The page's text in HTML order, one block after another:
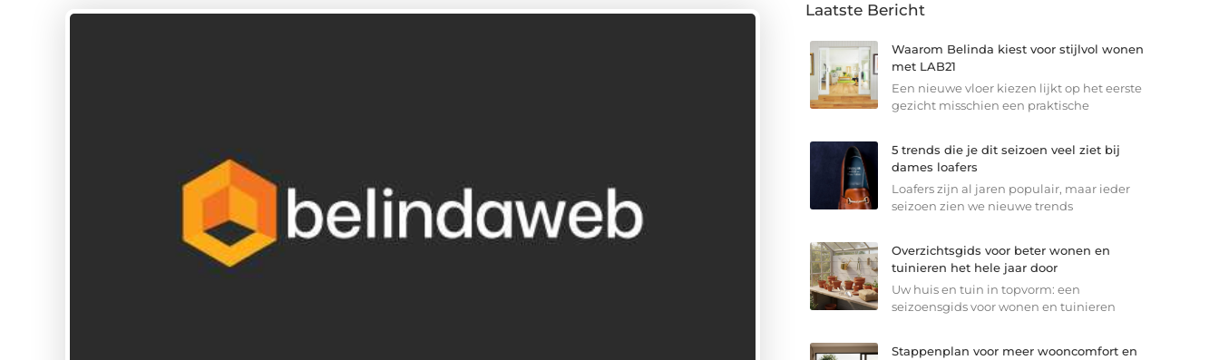
Laatste Bericht
Waarom Belinda kiest voor stijlvol wonen
met LAB21
Een nieuwe vloer kiezen lijkt op het eerste
gezicht misschien een praktische
5 trends die je dit seizoen veel ziet bij
dames loafers
Loafers zijn al jaren populair, maar ieder
seizoen zien we nieuwe trends
Overzichtsgids voor beter wonen en
tuinieren het hele jaar door
Uw huis en tuin in topvorm: een
seizoensgids voor wonen en tuinieren
Stappenplan voor meer wooncomfort en